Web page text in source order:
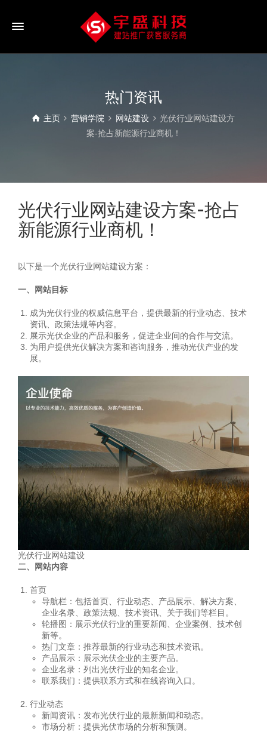
热门资讯
主页 营销学院 网站建设
光伏行业网站建设方
案-抢占新能源行业商机！
光伏行业网站建设方案-抢占
新能源行业商机！
以下是一个光伏行业网站建设方案：
一、网站目标
成为光伏行业的权威信息平台，提供最新的行业动态、技术
资讯、政策法规等内容。
展示光伏企业的产品和服务，促进企业间的合作与交流。
为用户提供光伏解决方案和咨询服务，推动光伏产业的发
展。
光伏行业网站建设
二、网站内容
首页
导航栏：包括首页、行业动态、产品展示、解决方案、
企业名录、政策法规、技术资讯、关于我们等栏目。
轮播图：展示光伏行业的重要新闻、企业案例、技术创
新等。
热门文章：推荐最新的行业动态和技术资讯。
产品展示：展示光伏企业的主要产品。
企业名录：列出光伏行业的知名企业。
联系我们：提供联系方式和在线咨询入口。
行业动态
新闻资讯：发布光伏行业的最新新闻和动态。
市场分析：提供光伏市场的分析和预测。